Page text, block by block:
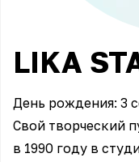
LIKA
День рождения: 3
​Свой творческий
в 1990 году в